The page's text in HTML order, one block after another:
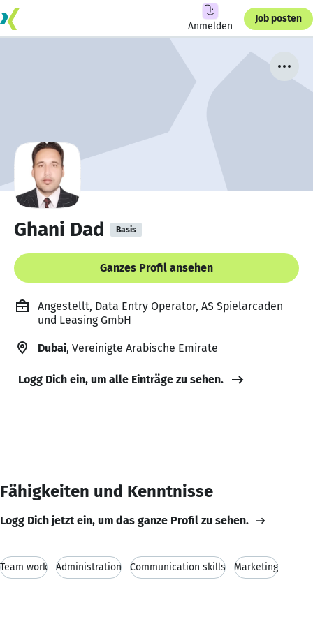
Anmelden
Job posten
Ghani Dad Basis
Ganzes Profil ansehen
Angestellt, Data Entry Operator, AS Spielarcaden
und Leasing GmbH
Dubai, Vereinigte Arabische Emirate
Logg Dich ein, um alle Einträge zu sehen.
Fähigkeiten und Kenntnisse
Logg Dich jetzt ein, um das ganze Profil zu sehen.
Team work Administration Communication skills Marketing